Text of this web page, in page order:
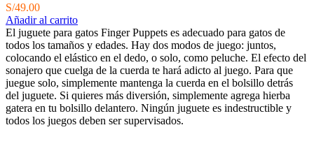
S/49.00
Añadir al carrito
El juguete para gatos Finger Puppets es adecuado para gatos de
todos los tamaños y edades. Hay dos modos de juego: juntos,
colocando el elástico en el dedo, o solo, como peluche. El efecto del
sonajero que cuelga de la cuerda te hará adicto al juego. Para que
juegue solo, simplemente mantenga la cuerda en el bolsillo detrás
del juguete. Si quieres más diversión, simplemente agrega hierba
gatera en tu bolsillo delantero. Ningún juguete es indestructible y
todos los juegos deben ser supervisados.